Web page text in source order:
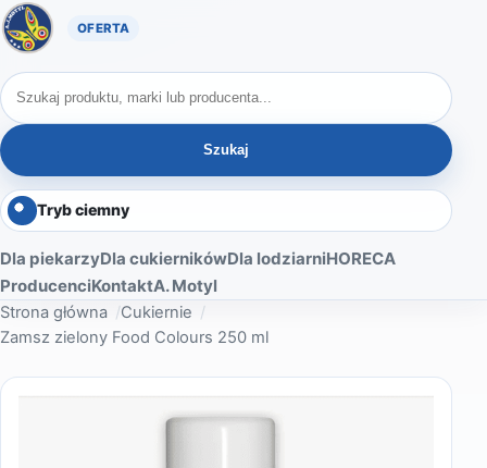
Oferta A. Motyl
Szukaj produktów
Szukaj
Tryb ciemny
Dla piekarzyDla cukiernikówDla lodziarniHORECA
ProducenciKontaktA. Motyl
Strona główna
Cukiernie
Zamsz zielony Food Colours 250 ml